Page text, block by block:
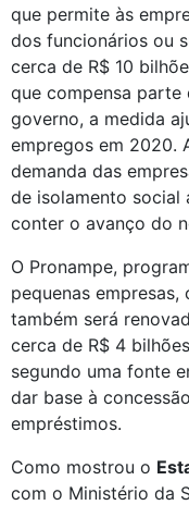
que permite às
dos funcionários ou
cerca de R$ 10
que compensa parte
governo, a medida
empregos em 2020.
demanda das
de isolamento social
conter o avanço do
O Pronampe,
pequenas empresas,
também será
cerca de R$ 4
segundo uma fonte
dar base à
empréstimos.
Como mostrou o
com o Ministério da